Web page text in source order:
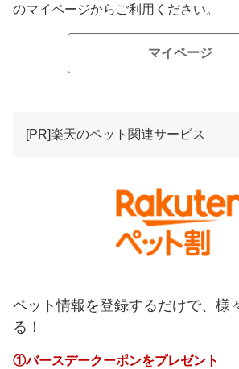
のマイページからご利用ください。
マイページ
[PR]楽天のペット関連サービス
ペット情報を登録するだけで、様
る！
①バースデークーポンをプレゼント